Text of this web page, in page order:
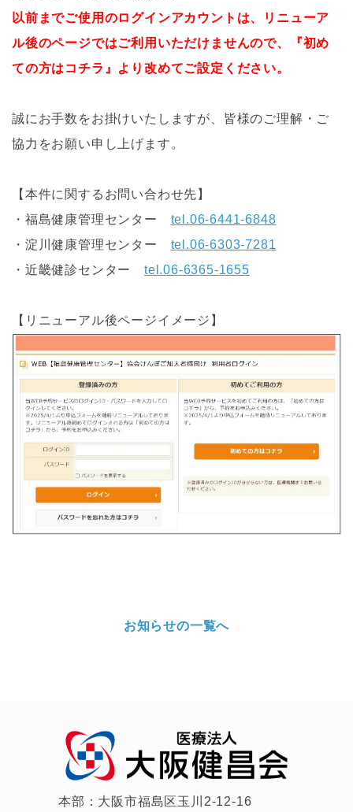
以前までご使用のログインアカウントは、リニューア
ル後のページではご利用いただけませんので、『初め
ての方はコチラ』より改めてご設定ください。
誠にお手数をお掛けいたしますが、皆様のご理解・ご
協力をお願い申し上げます。
【本件に関するお問い合わせ先】
・福島健康管理センター tel.06-6441-6848
・淀川健康管理センター tel.06-6303-7281
・近畿健診センター tel.06-6365-1655
【リニューアル後ページイメージ】
お知らせの一覧へ
本部：大阪市福島区玉川2-12-16